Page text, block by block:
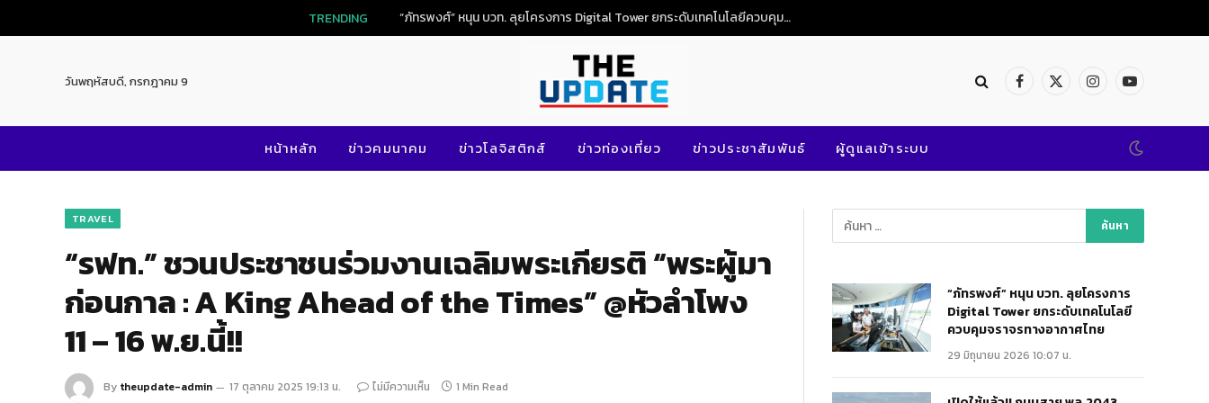
TRENDING “ภัทรพงศ์” หนุน บวท. ลุยโครงการ Digital Tower ยกระดับเทคโนโลยีควบคุมจราจรทางอากาศไทย
วันพฤหัสบดี, กรกฎาคม 9 Facebook
X
InstagramYouTube
หน้าหลัก ข่าวคมนาคม ข่าวโลจิสติกส์ ข่าวท่องเที่ยว ข่าวประชาสัมพันธ์ ผู้ดูแลเข้าระบบ
TRAVEL
“รฟท.” ชวนประชาชนร่วมงานเฉลิมพระเกียรติ “พระผู้มา
ก่อนกาล : A King Ahead of the Times” @หัวลำโพง
11 – 16 พ.ย.นี้!!
By theupdate-admin 17 ตุลาคม 2025 19:13 น. ไม่มีความเห็น 1 Min Read
“ภัทรพงศ์” หนุน บวท. ลุยโครงการ
Digital Tower ยกระดับเทคโนโลยี
ควบคุมจราจรทางอากาศไทย
29 มิถุนายน 2026 10:07 น.